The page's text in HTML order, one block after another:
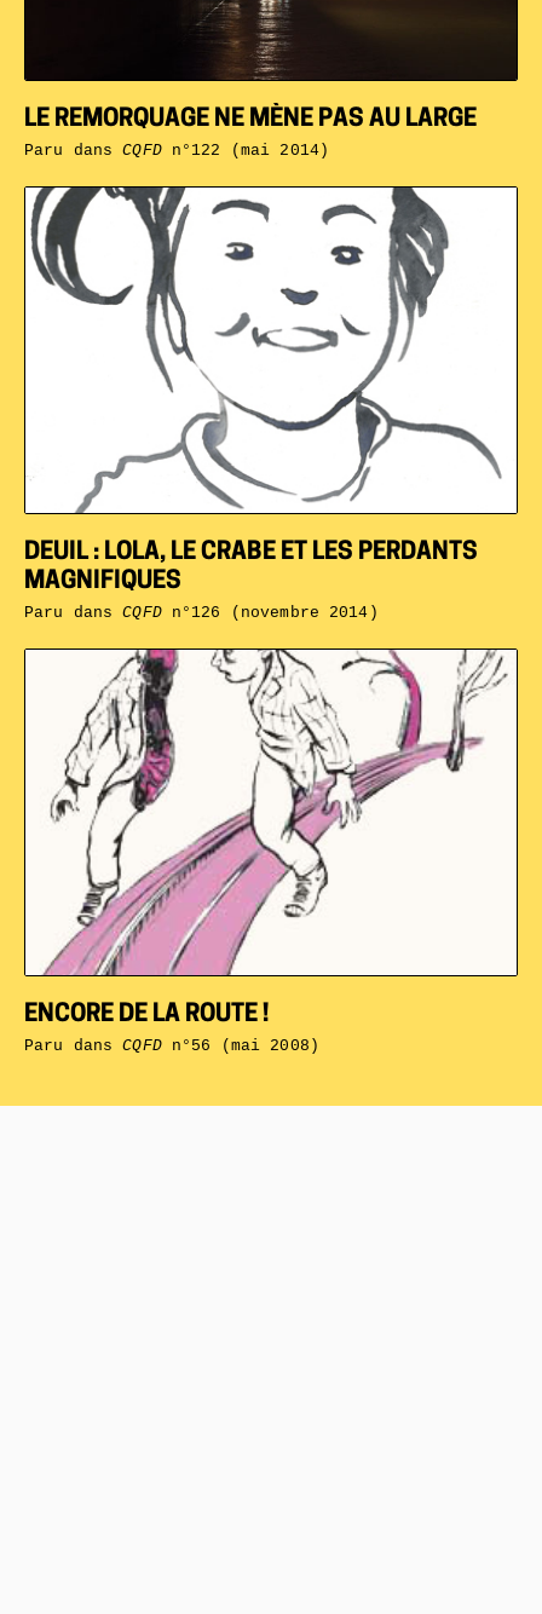
ENCORE DE LA ROUTE !
Paru dansCQFDn°56 (mai 2008)
DEUIL : LOLA, LE CRABE ET LES PERDANTS
MAGNIFIQUES
Paru dansCQFDn°126 (novembre 2014)
LE REMORQUAGE NE MÈNE PAS AU LARGE
Paru dansCQFDn°122 (mai 2014)